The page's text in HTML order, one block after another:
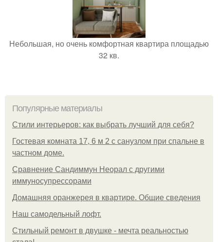
Небольшая, но очень комфортная квартира площадью
32 кв.
Популярные материалы
Стили интерьеров: как выбрать лучший для себя?
Гостевая комната 17, 6 м 2 с санузлом при спальне в
частном доме.
Сравнение Сандиммун Неорал с другими
иммуносупрессорами
Домашняя оранжерея в квартире. Общие сведения
Наш самодельный лофт.
Стильный ремонт в двушке - мечта реальностью